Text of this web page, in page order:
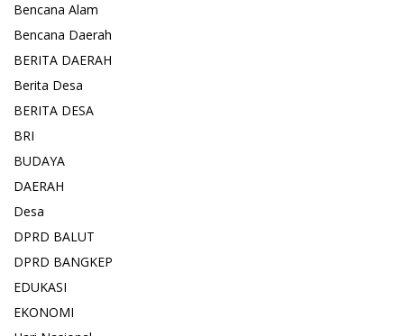
Bencana Alam
Bencana Daerah
BERITA DAERAH
Berita Desa
BERITA DESA
BRI
BUDAYA
DAERAH
Desa
DPRD BALUT
DPRD BANGKEP
EDUKASI
EKONOMI